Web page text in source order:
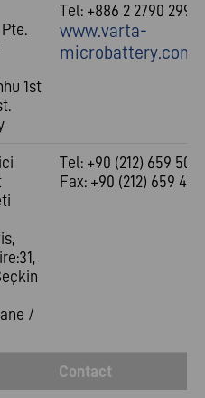
1st
Tel: +886 2 2790 2992
www.varta-
/
Tel: +90 (212) 659 50
Fax: +90 (212) 659 48
Contact